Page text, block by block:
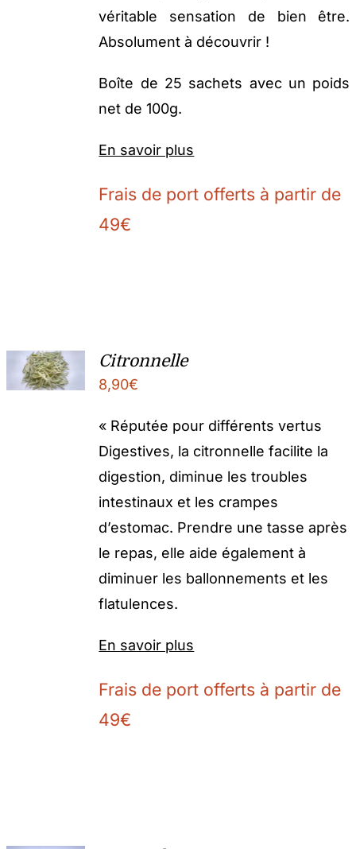
véritable sensation de bien être.
Absolument à découvrir !
Boîte de 25 sachets avec un poids
net de 100g.
En savoir plus
Frais de port offerts à partir de
49€
Citronnelle
8,90€
« Réputée pour différents vertus
Digestives, la citronnelle facilite la
digestion, diminue les troubles
intestinaux et les crampes
d’estomac. Prendre une tasse après
le repas, elle aide également à
diminuer les ballonnements et les
flatulences.
En savoir plus
Frais de port offerts à partir de
49€